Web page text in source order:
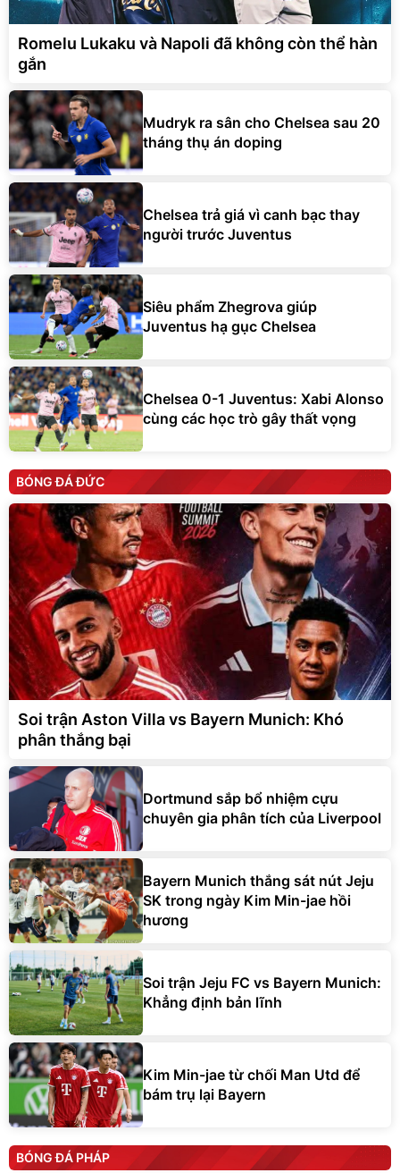
Romelu Lukaku và Napoli đã không còn thể hàn
gắn
Mudryk ra sân cho Chelsea sau 20
tháng thụ án doping
Chelsea trả giá vì canh bạc thay
người trước Juventus
Siêu phẩm Zhegrova giúp
Juventus hạ gục Chelsea
Chelsea 0-1 Juventus: Xabi Alonso
cùng các học trò gây thất vọng
BÓNG ĐÁ ĐỨC
Soi trận Aston Villa vs Bayern Munich: Khó
phân thắng bại
Dortmund sắp bổ nhiệm cựu
chuyên gia phân tích của Liverpool
Bayern Munich thắng sát nút Jeju
SK trong ngày Kim Min-jae hồi
hương
Soi trận Jeju FC vs Bayern Munich:
Khẳng định bản lĩnh
Kim Min-jae từ chối Man Utd để
bám trụ lại Bayern
BÓNG ĐÁ PHÁP